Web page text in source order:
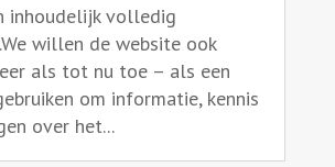
inhoudelijk volledig
willen de website ook
als tot nu toe – als een
om informatie, kennis
over het...